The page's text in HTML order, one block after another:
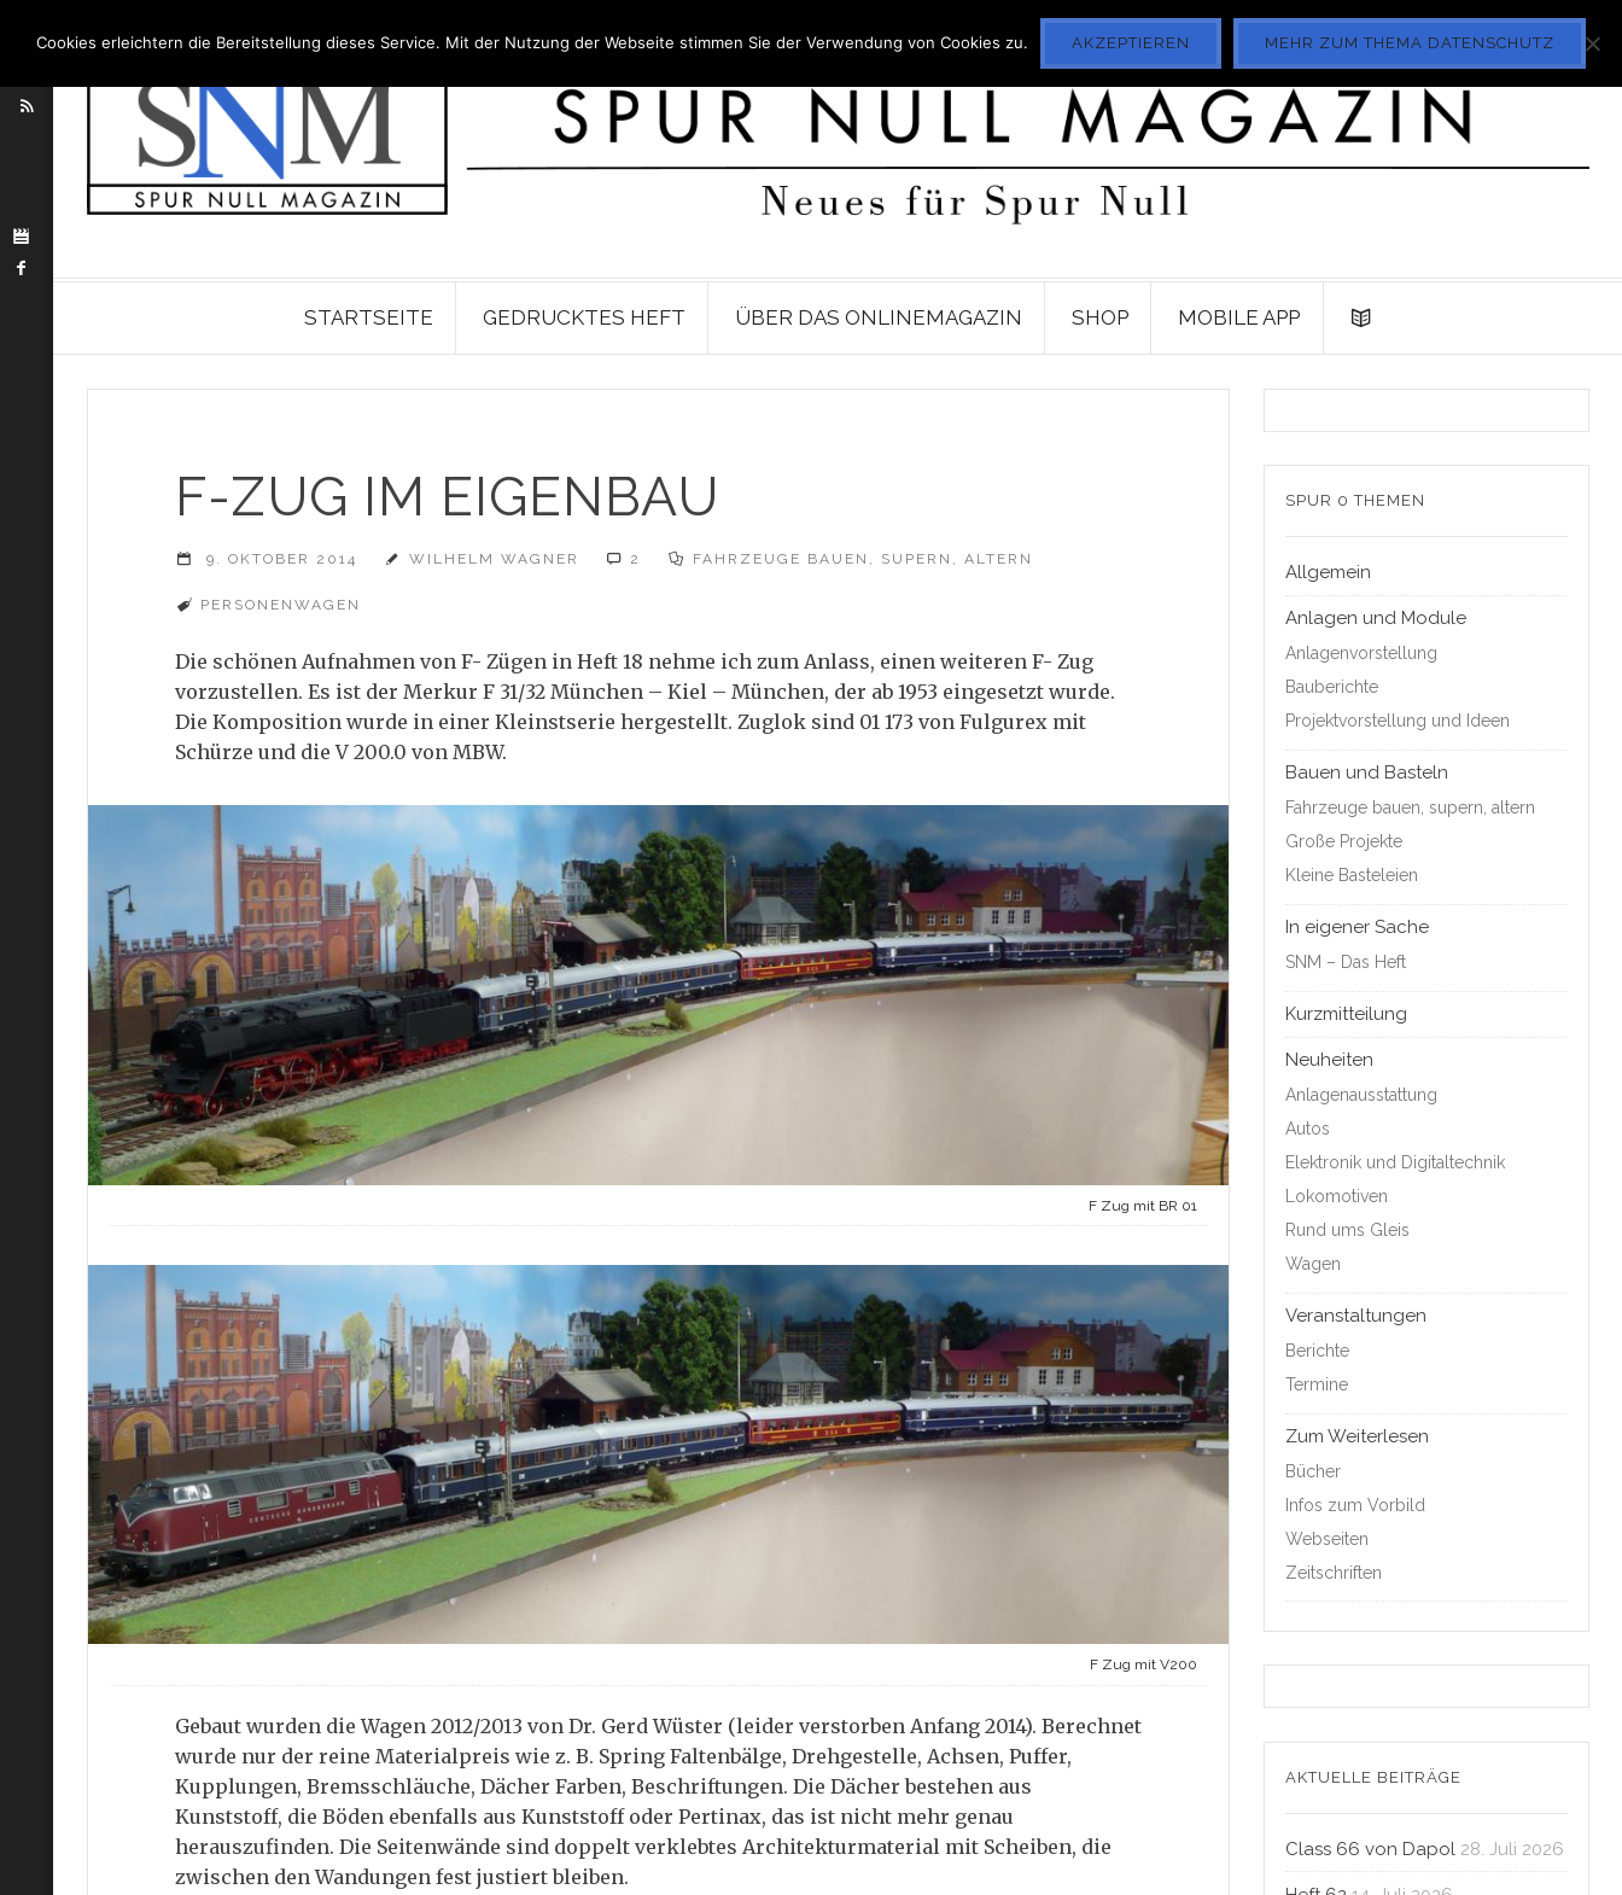
STARTSEITE GEDRUCKTES HEFT ÜBER DAS ONLINEMAGAZIN SHOP MOBILE APP
F-ZUG IM EIGENBAU
9. OKTOBER 2014 WILHELM WAGNER 2 FAHRZEUGE BAUEN, SUPERN, ALTERN
PERSONENWAGEN
Die schönen Aufnahmen von F- Zügen in Heft 18 nehme ich zum Anlass, einen weiteren F- Zug
vorzustellen. Es ist der Merkur F 31/32 München – Kiel – München, der ab 1953 eingesetzt wurde.
Die Komposition wurde in einer Kleinstserie hergestellt. Zuglok sind 01 173 von Fulgurex mit
Schürze und die V 200.0 von MBW.
F Zug mit BR 01
F Zug mit V200
Gebaut wurden die Wagen 2012/2013 von Dr. Gerd Wüster (leider verstorben Anfang 2014). Berechnet
wurde nur der reine Materialpreis wie z. B. Spring Faltenbälge, Drehgestelle, Achsen, Puffer,
Kupplungen, Bremsschläuche, Dächer Farben, Beschriftungen. Die Dächer bestehen aus
Kunststoff, die Böden ebenfalls aus Kunststoff oder Pertinax, das ist nicht mehr genau
herauszufinden. Die Seitenwände sind doppelt verklebtes Architekturmaterial mit Scheiben, die
zwischen den Wandungen fest justiert bleiben.
SPUR 0 THEMEN
Allgemein
Anlagen und Module
Anlagenvorstellung
Bauberichte
Projektvorstellung und Ideen
Bauen und Basteln
Fahrzeuge bauen, supern, altern
Große Projekte
Kleine Basteleien
In eigener Sache
SNM – Das Heft
Kurzmitteilung
Neuheiten
Anlagenausstattung
Autos
Elektronik und Digitaltechnik
Lokomotiven
Rund ums Gleis
Wagen
Veranstaltungen
Berichte
Termine
Zum Weiterlesen
Bücher
Infos zum Vorbild
Webseiten
Zeitschriften
AKTUELLE BEITRÄGE
Class 66 von Dapol 28. Juli 2026
Cookies erleichtern die Bereitstellung dieses Service. Mit der Nutzung der Webseite stimmen Sie der Verwendung von Cookies zu. AKZEPTIEREN MEHR ZUM THEMA DATENSCHUTZ